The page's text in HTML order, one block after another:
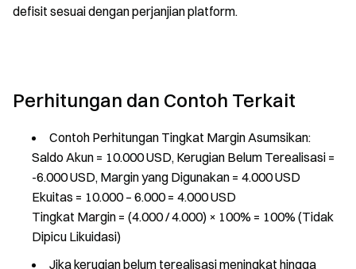
defisit sesuai dengan perjanjian platform.
Perhitungan dan Contoh Terkait
Contoh Perhitungan Tingkat Margin Asumsikan:
Saldo Akun = 10.000 USD, Kerugian Belum Terealisasi =
-6.000 USD, Margin yang Digunakan = 4.000 USD
Ekuitas = 10.000 – 6.000 = 4.000 USD
Tingkat Margin = (4.000 / 4.000) × 100% = 100% (Tidak
Dipicu Likuidasi)
Jika kerugian belum terealisasi meningkat hingga